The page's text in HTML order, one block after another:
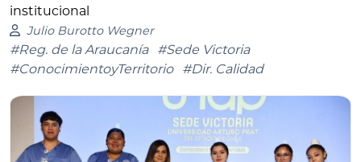
institucional
Julio Burotto Wegner
#Reg. de la Araucanía
#Sede Victoria
#ConocimientoyTerritorio
#Dir. Calidad